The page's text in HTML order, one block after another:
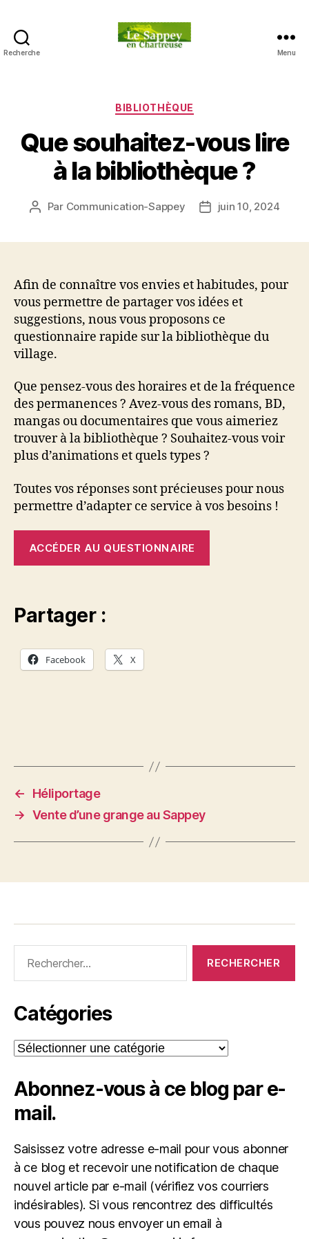
Recherche
en
Chartreuse
Menu
Catégories
BIBLIOTHÈQUE
Que souhaitez-vous lire
à la bibliothèque ?
Auteur
Par Communication-Sappey
Datejuin 10, 2024
Afin de connaître vos envies et habitudes, pour
vous permettre de partager vos idées et
suggestions, nous vous proposons ce
questionnaire rapide sur la bibliothèque du
village.
Que pensez-vous des horaires et de la fréquence
des permanences ? Avez-vous des romans, BD,
mangas ou documentaires que vous aimeriez
trouver à la bibliothèque ? Souhaitez-vous voir
plus d’animations et quels types ?
Toutes vos réponses sont précieuses pour nous
permettre d’adapter ce service à vos besoins !
ACCÉDER AU QUESTIONNAIRE
Partager :
Facebook X
←
Héliportage
→ Vente d’une grange au Sappey
Catégories
Catégories
Abonnez-vous à ce blog par e-
mail.
Saisissez votre adresse e-mail pour vous abonner
à ce blog et recevoir une notification de chaque
nouvel article par e-mail (vérifiez vos courriers
indésirables). Si vous rencontrez des difficultés
vous pouvez nous envoyer un email à